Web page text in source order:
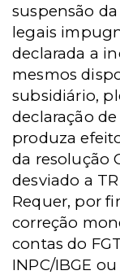
suspensão
legais
declarada a
mesmos
subsidiário,
declaração
produza
da resolução
desviado a
Requer, por
correção
contas do
INPC/IBGE